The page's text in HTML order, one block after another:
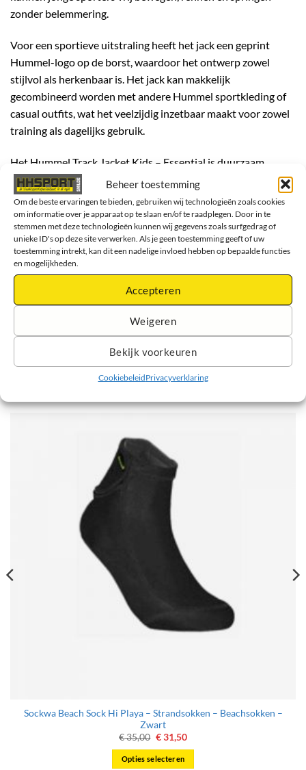
Beheer toestemming
Om de beste ervaringen te bieden, gebruiken wij technologieën zoals cookies
om informatie over je apparaat op te slaan en/of te raadplegen. Door in te
stemmen met deze technologieën kunnen wij gegevens zoals surfgedrag of
unieke ID's op deze site verwerken. Als je geen toestemming geeft of uw
toestemming intrekt, kan dit een nadelige invloed hebben op bepaalde functies
en mogelijkheden.
Accepteren
Weigeren
Bekijk voorkeuren
CookiebeleidPrivacyverklaring
zonder belemmering.
Voor een sportieve uitstraling heeft het jack een geprint
Hummel-logo op de borst, waardoor het ontwerp zowel
stijlvol als herkenbaar is. Het jack kan makkelijk
gecombineerd worden met andere Hummel sportkleding of
casual outfits, wat het veelzijdig inzetbaar maakt voor zowel
training als dagelijks gebruik.
Het Hummel Track Jacket Kids – Essential is duurzaam,
behoudt zijn vorm en kleur, en kan tegen intensief gebruik en
veelvuldig wassen. Dankzij het ademende materiaal, de
sneldrogende eigenschappen en de comfortabele pasvorm is
dit jack een betrouwbare keuze voor kinderen die actief bezig
zijn en tegelijkertijd stijlvol voor de dag willen komen.
Kortom, het Hummel Track Jacket Kids – Essential biedt een
perfecte combinatie van comfort, ademend vermogen,
sportactiviteiten en dagelijks gebruik door jonge sporters.
Sockwa Beach Sock Hi Playa – Strandsokken – Beachsokken –
Zwart
€35,00 Oorspronkelijke
was:
€ 35,00.
€31,50Huidige
Opties selecteren